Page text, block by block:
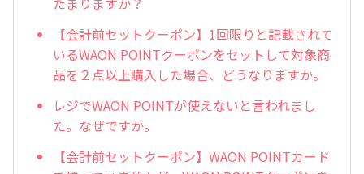
【会計前セットクーポン】1回限りと記載されて
いるWAON POINTクーポンをセットして対象商
品を２点以上購入した場合、どうなりますか。
レジでWAON POINTが使えないと言われまし
た。なぜですか。
【会計前セットクーポン】WAON POINTカード